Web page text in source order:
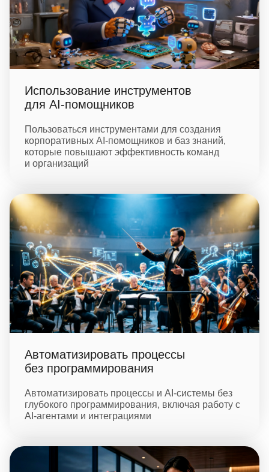
Использование инструментов
для AI-помощников
Пользоваться инструментами для создания
корпоративных AI‑помощников и баз знаний,
которые повышают эффективность команд
и организаций
Автоматизировать процессы
без программирования
Автоматизировать процессы и AI‑системы без
глубокого программирования, включая работу с
AI‑агентами и интеграциями